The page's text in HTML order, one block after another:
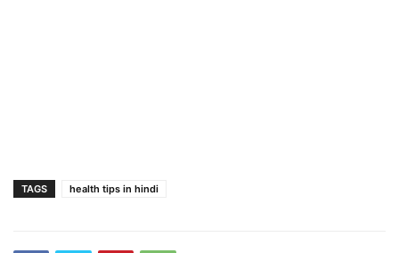
TAGS health tips in hindi